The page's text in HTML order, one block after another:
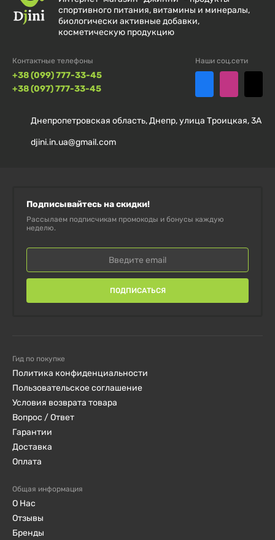
спортивного питания, витамины и минералы,
биологически активные добавки,
косметическую продукцию
Контактные телефоны
+38 (099) 777-33-45
+38 (097) 777-33-45
Наши соц.сети
Днепропетровская область, Днепр, улица Троицкая, 3А
djini.in.ua@gmail.com
Подписывайтесь на скидки!
Рассылаем подписчикам промокоды и бонусы каждую
неделю.
ПОДПИСАТЬСЯ
Гид по покупке
Политика конфиденциальности
Пользовательское соглашение
Условия возврата товара
Вопрос / Ответ
Гарантии
Доставка
Оплата
Общая информация
О Нас
Отзывы
Бренды